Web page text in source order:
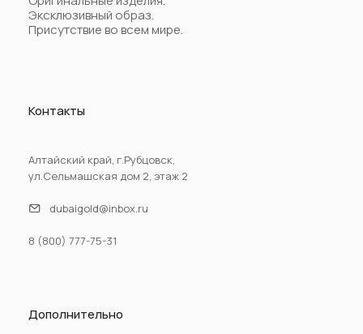
Эксклюзивный образ.
Присутствие во всем мире.
Контакты
Алтайский край, г.Рубцовск,
ул.Сельмашская дом 2, этаж 2
dubaigold@inbox.ru
8 (800) 777-75-31
Дополнительно